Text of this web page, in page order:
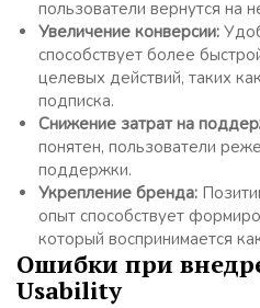
пользователи вернутся на
Увеличение конверсии:
способствует более
целевых действий, таких
подписка.
Снижение затрат на
понятен, пользователи
поддержки.
Укрепление бренда:
опыт способствует
который воспринимается
Ошибки при
Usability